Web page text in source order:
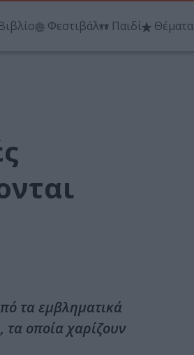
Βιβλίο Φεστιβάλ Παιδί Θέματα
τα εμβληματικά
οποία χαρίζουν